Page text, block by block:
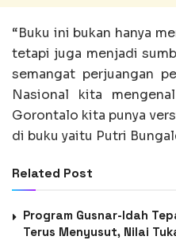
“Buku ini bukan hanya
tetapi juga menjadi
semangat perjuangan
Nasional kita
Gorontalo kita punya
di buku yaitu Putri
Related Post
Program Gusnar-Idah
Terus Menyusut, Nilai